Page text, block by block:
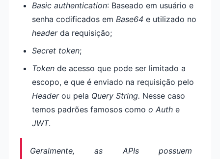
Basic authentication: Baseado em usuário e
senha codificados em Base64 e utilizado no
headerda requisição;
Secret token;
Token de acesso que pode ser limitado a
escopo, e que é enviado na requisição pelo
Headerou pela Query String. Nesse caso
temos padrões famosos como o Auth e
JWT.
Geralmente, as APIs possuem